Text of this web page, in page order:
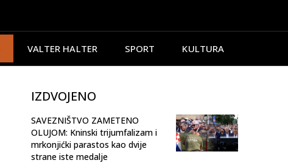
VALTER HALTER SPORT KULTURA
IZDVOJENO
SAVEZNIŠTVO ZAMETENO
OLUJOM: Kninski trijumfalizam i
mrkonjićki parastos kao dvije
strane iste medalje